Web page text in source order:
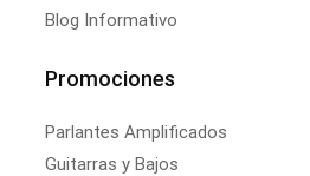
Blog Informativo
Promociones
Parlantes Amplificados
Guitarras y Bajos